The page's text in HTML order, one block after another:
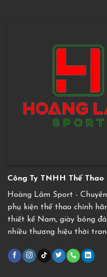
Công Ty TNHH Thể
Hoàng Lâm Sport -
phụ kiện thể thao chính
thiết kế Nam, giày bóng
nhiều thương hiệu thời